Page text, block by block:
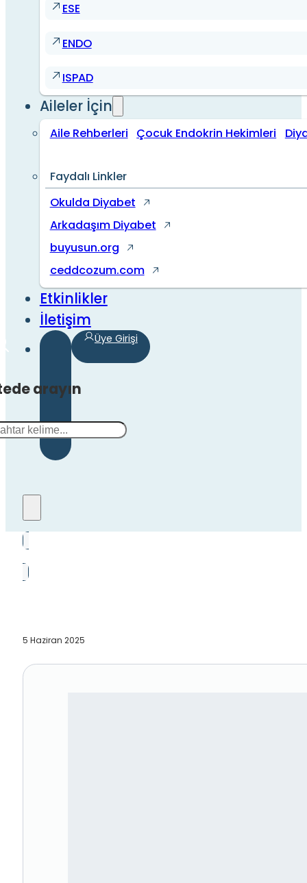
ESE
ENDO
ISPAD
Aileler İçin
Aile Rehberleri Çocuk Endokrin Hekimleri
Faydalı Linkler
Okulda Diyabet
Arkadaşım Diyabet
buyusun.org
ceddcozum.com
Etkinlikler
İletişim
arayın
Üye Girişi
5 Haziran 2025